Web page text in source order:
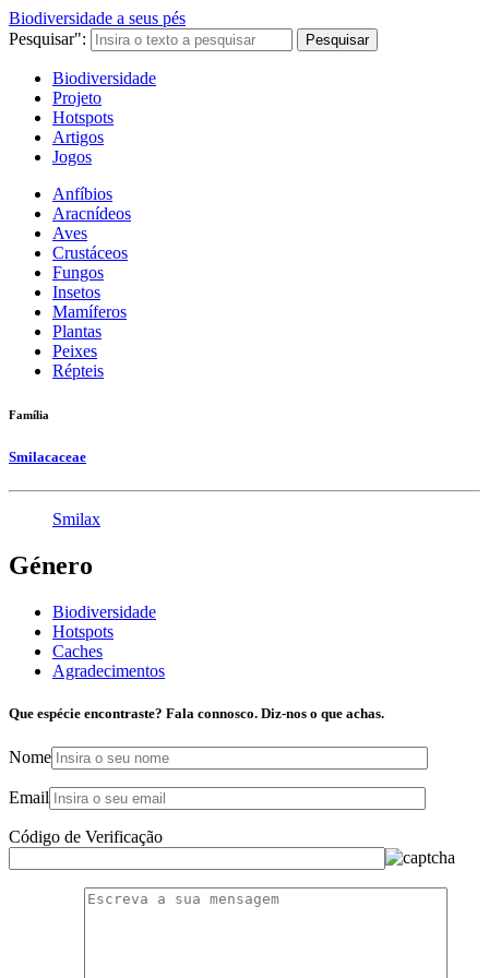
Biodiversidade a seus pés
Pesquisar":
Pesquisar
Biodiversidade
Projeto
Hotspots
Artigos
Jogos
Anfíbios
Aracnídeos
Aves
Crustáceos
Fungos
Insetos
Mamíferos
Plantas
Peixes
Répteis
Família
Smilacaceae
Smilax
Género
Biodiversidade
Hotspots
Caches
Agradecimentos
Que espécie encontraste? Fala connosco. Diz-nos o que achas.
Nome
Email
Código de Verificação